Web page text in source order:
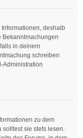
deshalb
Bekanntmachungen
in deinem
schreiben
Administration
zu dem
solltest sie stets lesen.